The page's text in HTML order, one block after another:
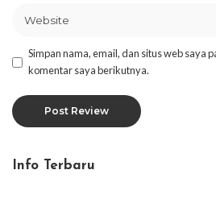
Simpan nama, email, dan situs web saya
komentar saya berikutnya.
Info Terbaru